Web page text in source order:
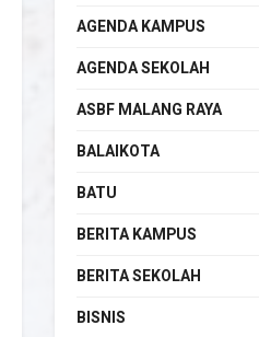
AGENDA KAMPUS
AGENDA SEKOLAH
ASBF MALANG RAYA
BALAIKOTA
BATU
BERITA KAMPUS
BERITA SEKOLAH
BISNIS